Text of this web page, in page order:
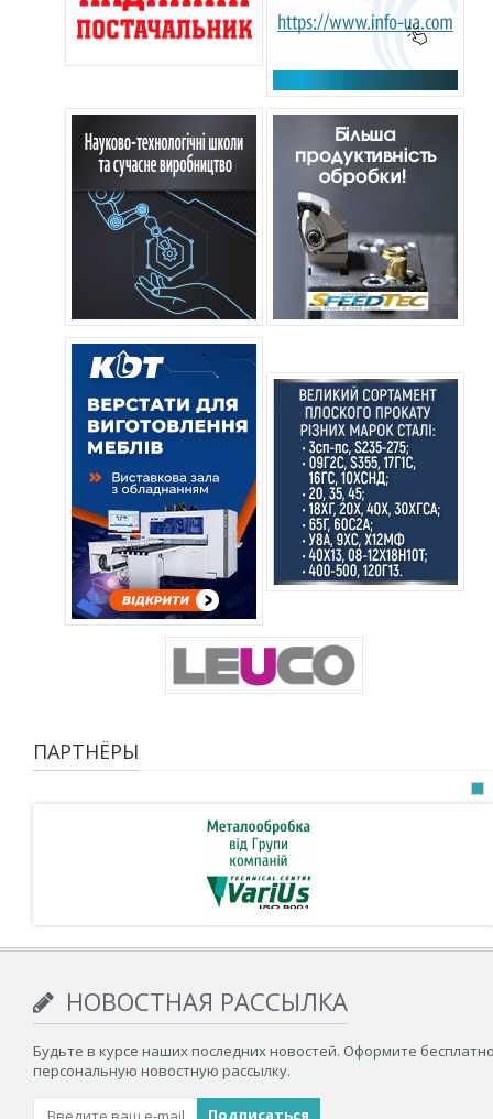
ПАРТНЁРЫ
НОВОСТНАЯ РАССЫЛКА
Будьте в курсе наших последних новостей. Оформите
персональную новостную рассылку.